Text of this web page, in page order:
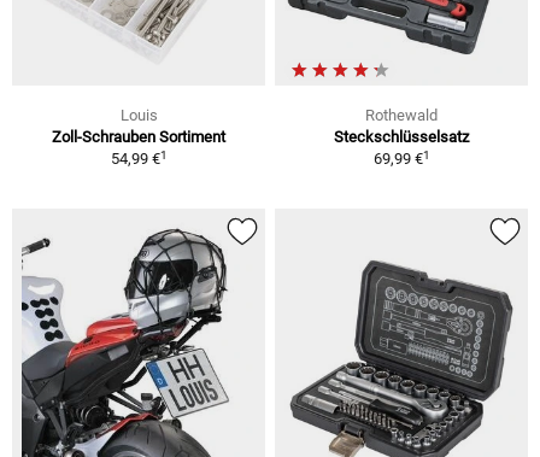
Louis
Zoll-Schrauben Sortiment
54,99 €1
Rothewald
Steckschlüsselsatz
69,99 €1